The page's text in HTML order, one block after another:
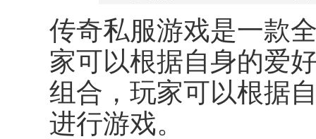
传奇私服游戏是一款
家可以根据自身的爱
组合，玩家可以根据
进行游戏。